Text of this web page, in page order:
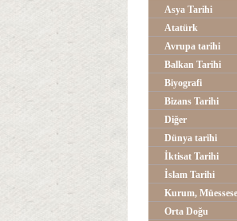
Asya Tarihi
Atatürk
Avrupa tarihi
Balkan Tarihi
Biyografi
Bizans Tarihi
Diğer
Dünya tarihi
İktisat Tarihi
İslam Tarihi
Kurum,
Orta Doğu